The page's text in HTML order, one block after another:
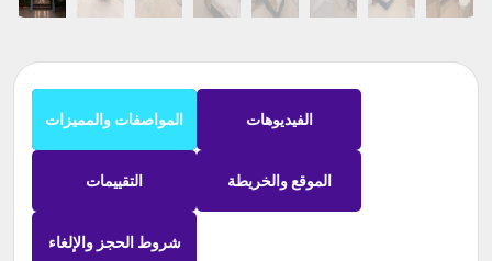
المواصفات والمميزات الفيديوهات
التقييمات الموقع والخريطة
شروط الحجز والإلغاء